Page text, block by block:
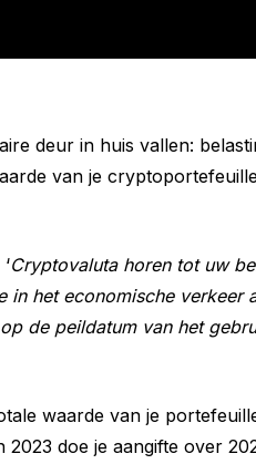
deur in huis vallen:
van je
Cryptovaluta horen tot uw
het economische verkeer
de peildatum van het
waarde van je
doe je aangifte over